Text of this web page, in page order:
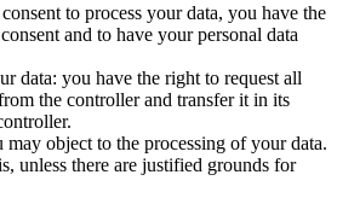
to process your data, you have the
and to have your personal data
data: you have the right to request all
the controller and transfer it in its
object to the processing of your data.
unless there are justified grounds for